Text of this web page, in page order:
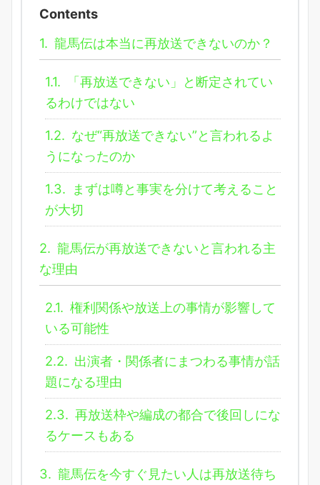
Contents
1. 龍馬伝は本当に再放送できないのか？
1.1.
「再放送できない」と断定されてい
るわけではない
1.2. なぜ“再放送できない”と言われるよ
うになったのか
1.3.
まずは噂と事実を分けて考えること
が大切
2. 龍馬伝が再放送できないと言われる主
な理由
2.1. 権利関係や放送上の事情が影響して
いる可能性
2.2. 出演者・関係者にまつわる事情が話
題になる理由
2.3. 再放送枠や編成の都合で後回しにな
るケースもある
3. 龍馬伝を今すぐ見たい人は再放送待ち